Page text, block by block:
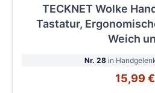
TECKNET Wolke
Tastatur,
Weich
Nr. 28in
15,99 €